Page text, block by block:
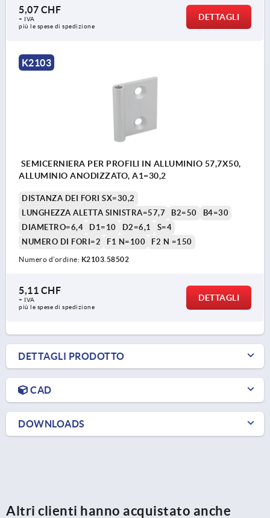
5,07 CHF
+ IVA
più le spese di spedizione
DETTAGLI
K2103
SEMICERNIERA PER PROFILI IN ALLUMINIO 57,7X50,
ALLUMINIO ANODIZZATO, A1=30,2
DISTANZA DEI FORI SX=30,2
LUNGHEZZA ALETTA SINISTRA=57,7
B2=50
B4=30
DIAMETRO=6,4
D1=10 D2=6,1
S=4
NUMERO DI FORI=2
F1 N=100 F2 N =150
Numero d’ordine: K2103.58502
5,11 CHF
+ IVA
più le spese di spedizione
DETTAGLI
DETTAGLI PRODOTTO
CAD
DOWNLOADS
Altri clienti hanno acquistato anche